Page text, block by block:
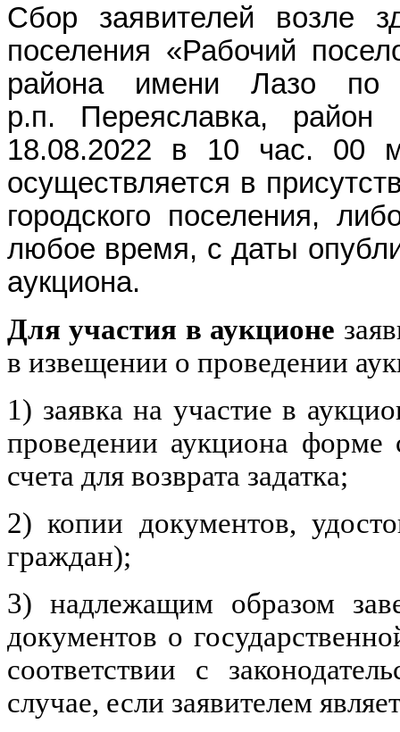
Сбор заявителей возле
поселения «Рабочий
района имени Лазо
р.п. Переяславка, район
18.08.2022 в 10 час. 00
осуществляется в
городского поселения,
любое время, с даты
аукциона.
Для участия в аукционе
в извещении о проведении
1) заявка на участие в
проведении аукциона форме
счета для возврата задатка;
2) копии документов,
граждан);
3) надлежащим образом
документов о
соответствии с
случае, если заявителем